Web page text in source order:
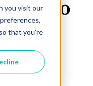
you visit our
that you're